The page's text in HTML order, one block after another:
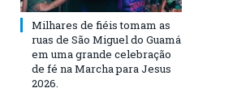
Milhares de fiéis tomam as
ruas de São Miguel do Guamá
em uma grande celebração
de fé na Marcha para Jesus
2026.